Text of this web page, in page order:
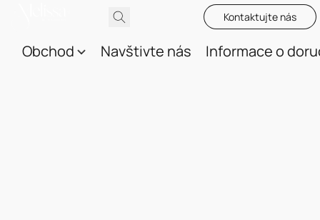
Kontaktujte nás
Obchod Navštivte nás Informace o